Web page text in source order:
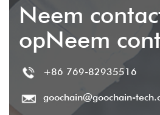
Neem
opNeem
+86 769-82935516
goochain@goochain-